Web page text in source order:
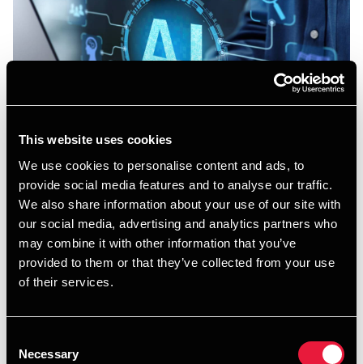
This website uses cookies
We use cookies to personalise content and ads, to
provide social media features and to analyse our traffic.
We also share information about your use of our site with
our social media, advertising and analytics partners who
may combine it with other information that you’ve
provided to them or that they’ve collected from your use
of their services.
Selection
Necessary
AI Forordningen (EU)
2024/1689
Fase 1 og 2 i EU's forordning om harmoniserede regler for
kunstig intelligens (AIA) er nu trådt i kraft. Forordningen
fastlægger en risikobaseret tilgang til reguleringen af AI-
systemer og definerer fire risikoniveauer: Uacceptabel
brug af AI i organisationen og hvilken risiko, der er